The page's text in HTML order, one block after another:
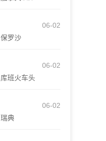
06-02
保罗沙
06-02
库班火车头
06-02
瑞典